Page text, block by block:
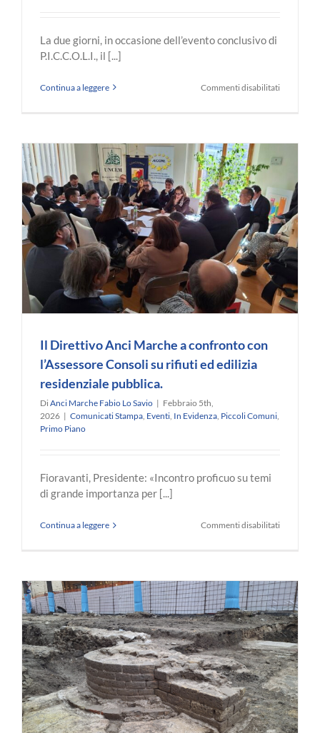
La due giorni, in occasione dell’evento conclusivo di
P.I.C.C.O.L.I., il [...]
Continua a leggere Commenti disabilitatisu
in
19
e
20
febbraio
alla
Nuvola
Roma
Il Direttivo Anci Marche a confronto con
l’Assessore Consoli su rifiuti ed edilizia
residenziale pubblica.
DiAnci Marche Fabio Lo Savio | Febbraio 5th,
2026 | Comunicati Stampa, Eventi, In Evidenza, Piccoli Comuni,
Primo Piano
Fioravanti, Presidente: «Incontro proficuo su temi
di grande importanza per [...]
Continua a leggere Commenti disabilitatisu
a
confronto
con
l’Assessore
Consoli
su
rifiuti
ed
edilizia
pubblica.